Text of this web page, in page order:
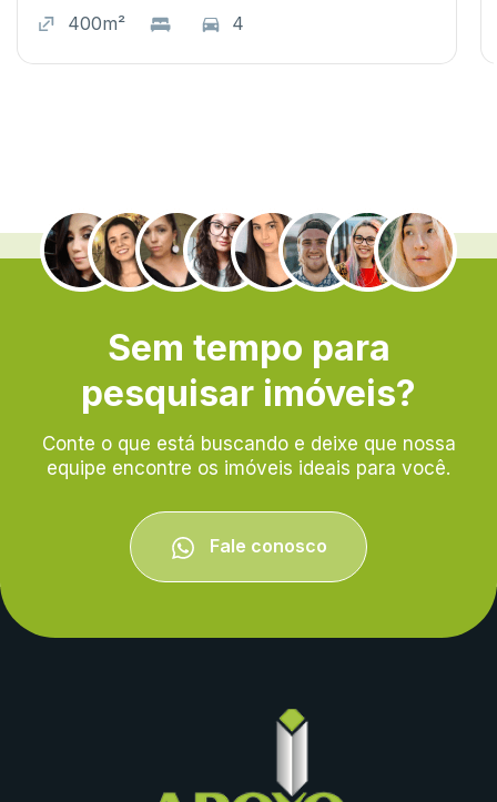
400m²
4
.
Sem tempo para
pesquisar imóveis?
Conte o que está buscando e deixe que nossa
equipe encontre os imóveis ideais para você.
Fale conosco